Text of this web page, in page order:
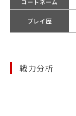
コートネーム
プレイ歴
戦力分析